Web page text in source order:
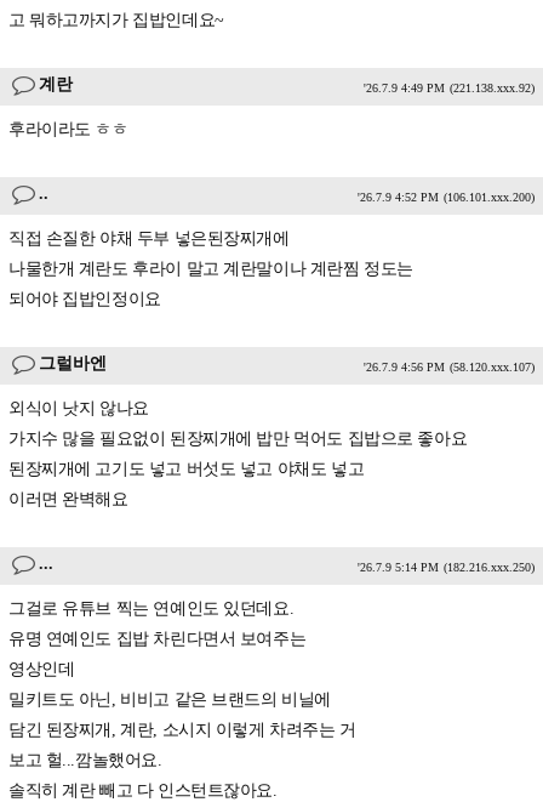
고 뭐하고까지가 집밥인데요~
계란 '26.7.9 4:49 PM (221.138.xxx.92)
후라이라도 ㅎㅎ
.. '26.7.9 4:52 PM (106.101.xxx.200)
직접 손질한 야채 두부 넣은된장찌개에
나물한개 계란도 후라이 말고 계란말이나 계란찜 정도는
되어야 집밥인정이요
그럴바엔 '26.7.9 4:56 PM (58.120.xxx.107)
외식이 낫지 않나요
가지수 많을 필요없이 된장찌개에 밥만 먹어도 집밥으로 좋아요
된장찌개에 고기도 넣고 버섯도 넣고 야채도 넣고
이러면 완벽해요
... '26.7.9 5:14 PM (182.216.xxx.250)
그걸로 유튜브 찍는 연예인도 있던데요.
유명 연예인도 집밥 차린다면서 보여주는
영상인데
밀키트도 아닌, 비비고 같은 브랜드의 비닐에
담긴 된장찌개, 계란, 소시지 이렇게 차려주는 거
보고 헐...깜놀했어요.
솔직히 계란 빼고 다 인스턴트잖아요.